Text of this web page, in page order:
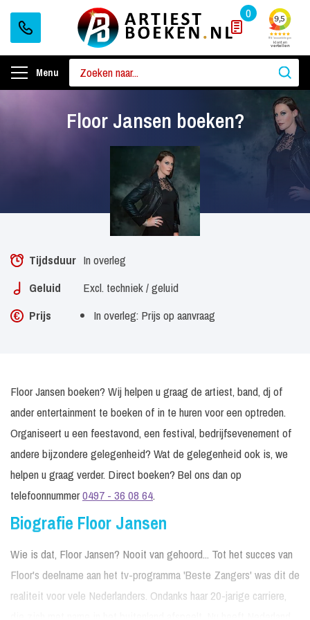
0
Menu
Floor Jansen boeken?
Tijdsduur In overleg
Geluid
Excl. techniek / geluid
Prijs
In overleg: Prijs op aanvraag
Floor Jansen boeken? Wij helpen u graag de artiest, band, dj of
ander entertainment te boeken of in te huren voor een optreden.
Organiseert u een feestavond, een festival, bedrijfsevenement of
andere bijzondere gelegenheid? Wat de gelegenheid ook is, we
helpen u graag verder. Direct boeken? Bel ons dan op
telefoonnummer0497 - 36 08 64.
Biografie Floor Jansen
Wie is dat, Floor Jansen? Nooit van gehoord... Tot het succes van
Floor's deelname aan het tv-programma 'Beste Zangers' was dit de
realiteit voor vele Nederlanders. Ondanks haar 20-jarige carriere,